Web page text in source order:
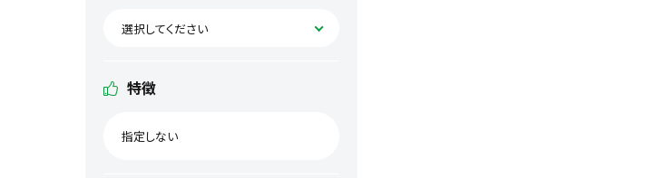
選択してください
特徴
指定しない